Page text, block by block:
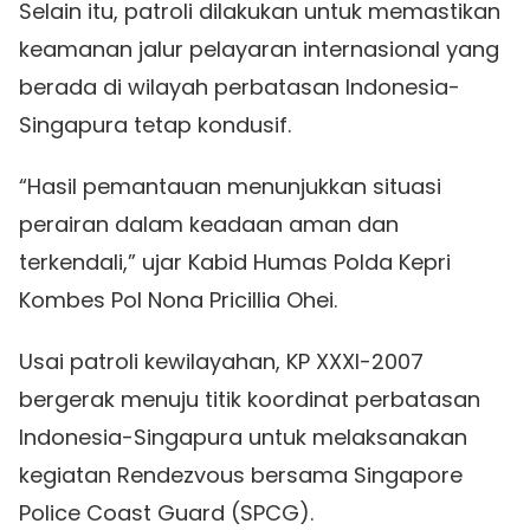
Selain itu, patroli dilakukan untuk memastikan
keamanan jalur pelayaran internasional yang
berada di wilayah perbatasan Indonesia-
Singapura tetap kondusif.
“Hasil pemantauan menunjukkan situasi
perairan dalam keadaan aman dan
terkendali,” ujar Kabid Humas Polda Kepri
Kombes Pol Nona Pricillia Ohei.
Usai patroli kewilayahan, KP XXXI-2007
bergerak menuju titik koordinat perbatasan
Indonesia-Singapura untuk melaksanakan
kegiatan Rendezvous bersama Singapore
Police Coast Guard (SPCG).